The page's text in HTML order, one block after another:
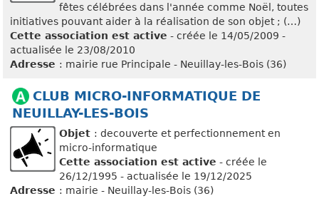
fêtes célébrées dans l'année comme Noël, toutes
initiatives pouvant aider à la réalisation de son objet ; (…)
Cette association est active - créée le 14/05/2009 -
actualisée le 23/08/2010
Adresse : mairie rue Principale - Neuillay-les-Bois (36)
CLUB MICRO-INFORMATIQUE DE
NEUILLAY-LES-BOIS
Objet : decouverte et perfectionnement en
micro-informatique
Cette association est active - créée le
26/12/1995 - actualisée le 19/12/2025
Adresse : mairie - Neuillay-les-Bois (36)